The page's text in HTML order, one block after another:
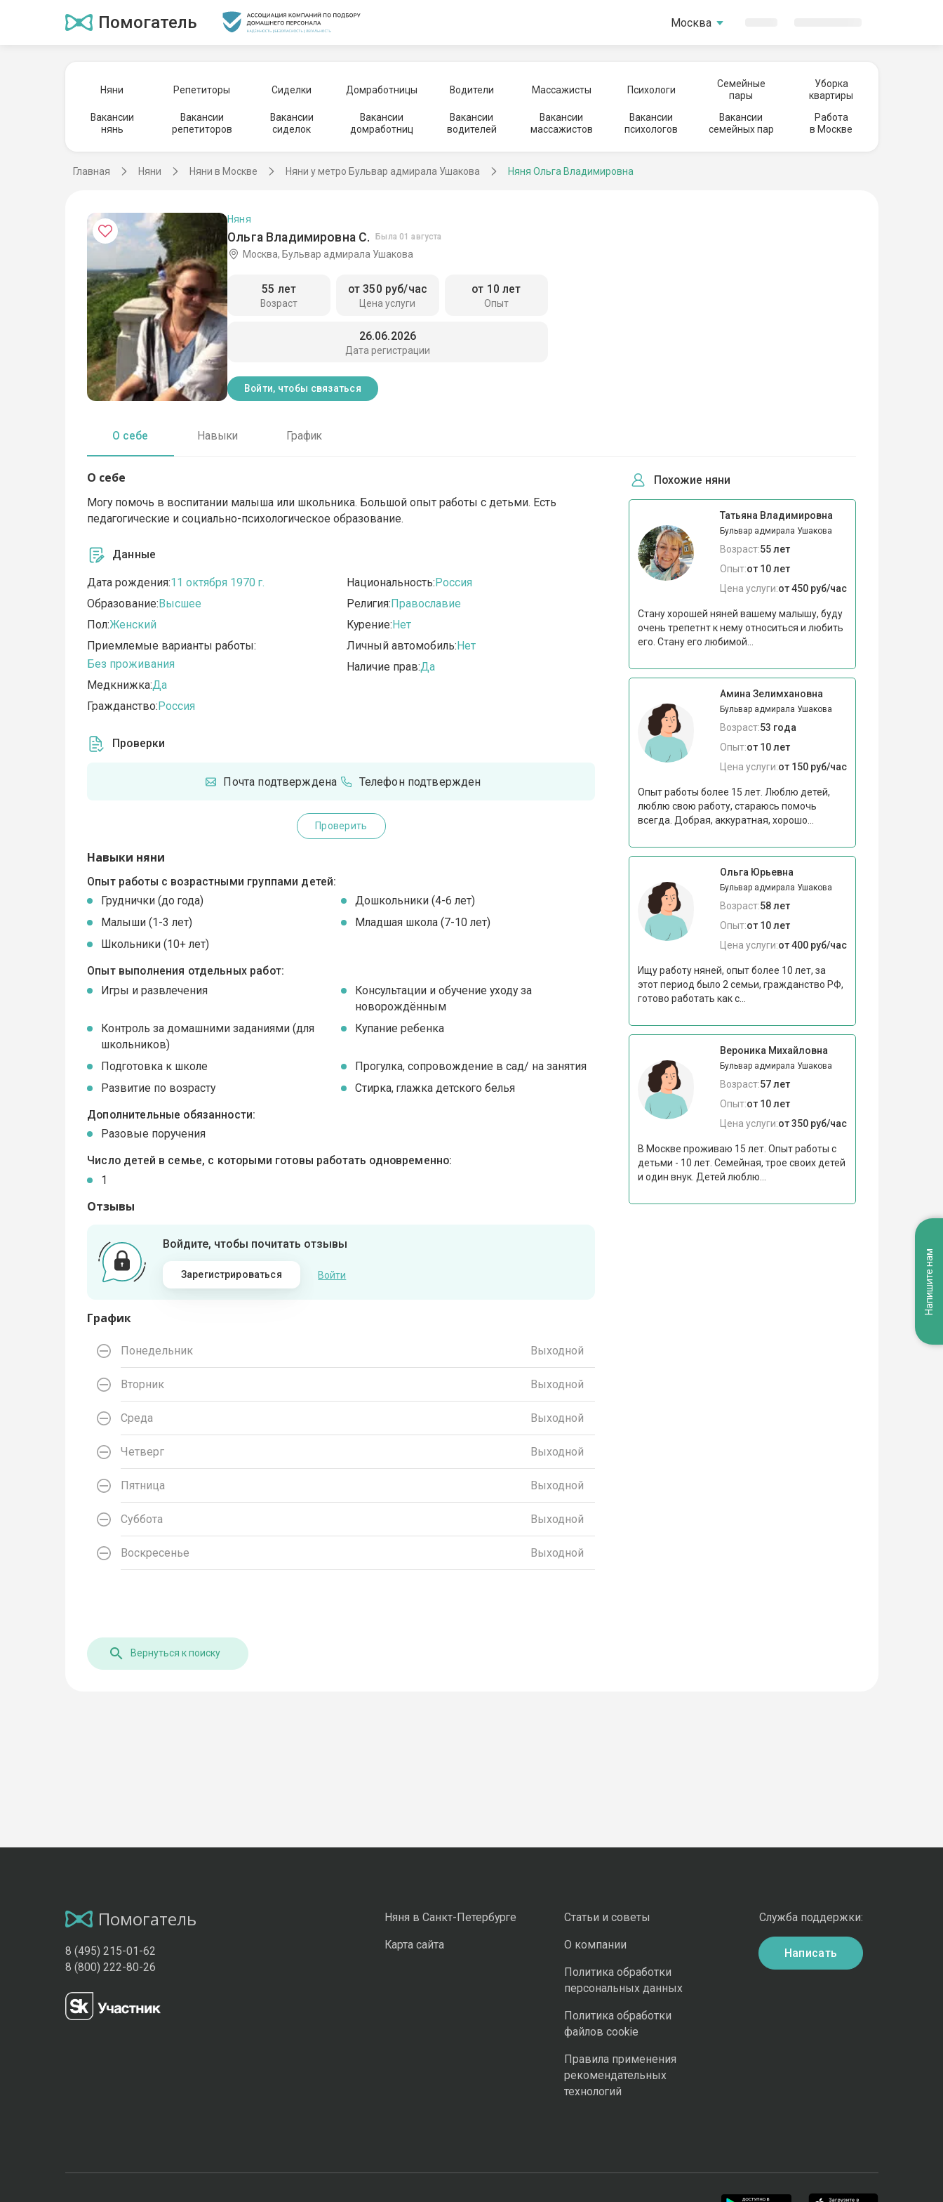
Помогатель Москва
Няни Репетиторы Сиделки Домработницы Водители Массажисты Психологи
Семейные
пары
Уборка
квартиры
Вакансии
нянь
Вакансии
репетиторов
Вакансии
сиделок
Вакансии
домработниц
Вакансии
водителей
Вакансии
массажистов
Вакансии
психологов
Вакансии
семейных пар
Работа
в Москве
Главная Няни Няни в Москве Няни у метро Бульвар адмирала Ушакова Няня Ольга Владимировна
Ольга Владимировна С. Была 01 августа
Няня
Москва, Бульвар адмирала Ушакова
Возраст
55 лет
Цена услуги
от 350 руб/час
Опыт
от 10 лет
Дата регистрации
26.06.2026
Войти, чтобы связаться
О себе Навыки График
О себе
Могу помочь в воспитании малыша или школьника. Большой опыт работы с детьми. Есть
педагогические и социально-психологическое образование.
Данные
Дата рождения:11 октября 1970 г.
Образование:Высшее
Пол:Женский
Приемлемые варианты работы:
Без проживания
Медкнижка:Да
Гражданство:Россия
Национальность:Россия
Религия:Православие
Курение:Нет
Личный автомобиль:Нет
Наличие прав:Да
Проверки
Почта подтверждена Телефон подтвержден
Проверить
Навыки няни
Опыт работы с возрастными группами детей:
Груднички (до года)
Дошкольники (4-6 лет)
Малыши (1-3 лет)
Младшая школа (7-10 лет)
Школьники (10+ лет)
Опыт выполнения отдельных работ:
Игры и развлечения
Консультации и обучение уходу за
новорождённым
Контроль за домашними заданиями (для
школьников)
Купание ребенка
Подготовка к школе
Прогулка, сопровождение в сад/ на занятия
Развитие по возрасту
Стирка, глажка детского белья
Дополнительные обязанности:
Разовые поручения
Число детей в семье, с которыми готовы работать одновременно:
1
Отзывы
Войдите, чтобы почитать отзывы
Зарегистрироваться Войти
График
Понедельник Выходной
Вторник Выходной
Среда Выходной
Четверг Выходной
Пятница Выходной
Суббота Выходной
Воскресенье Выходной
Похожие няни
Татьяна Владимировна
Бульвар адмирала Ушакова
Возраст:55 лет
Опыт:от 10 лет
Цена услуги:от 450 руб/час
Стану хорошей няней вашему малышу, буду
очень трепетнт к нему относиться и любить
его. Стану его любимой...
Амина Зелимхановна
Бульвар адмирала Ушакова
Возраст:53 года
Опыт:от 10 лет
Цена услуги:от 150 руб/час
Опыт работы более 15 лет. Люблю детей,
люблю свою работу, стараюсь помочь
всегда. Добрая, аккуратная, хорошо...
Ольга Юрьевна
Бульвар адмирала Ушакова
Возраст:58 лет
Опыт:от 10 лет
Цена услуги:от 400 руб/час
Ищу работу няней, опыт более 10 лет, за
этот период было 2 семьи, гражданство РФ,
готово работать как с...
Вероника Михайловна
Бульвар адмирала Ушакова
Возраст:57 лет
Опыт:от 10 лет
Цена услуги:от 350 руб/час
В Москве проживаю 15 лет. Опыт работы с
детьми - 10 лет. Семейная, трое своих детей
и один внук. Детей люблю...
Вернуться к поиску
Помогатель
8 (495) 215-01-62
8 (800) 222-80-26
Няня в Санкт-Петербурге
Карта сайта
Статьи и советы
О компании
Политика обработки
персональных данных
Политика обработки
файлов cookie
Правила применения
рекомендательных
технологий
Служба поддержки:
Написать
Напишите нам